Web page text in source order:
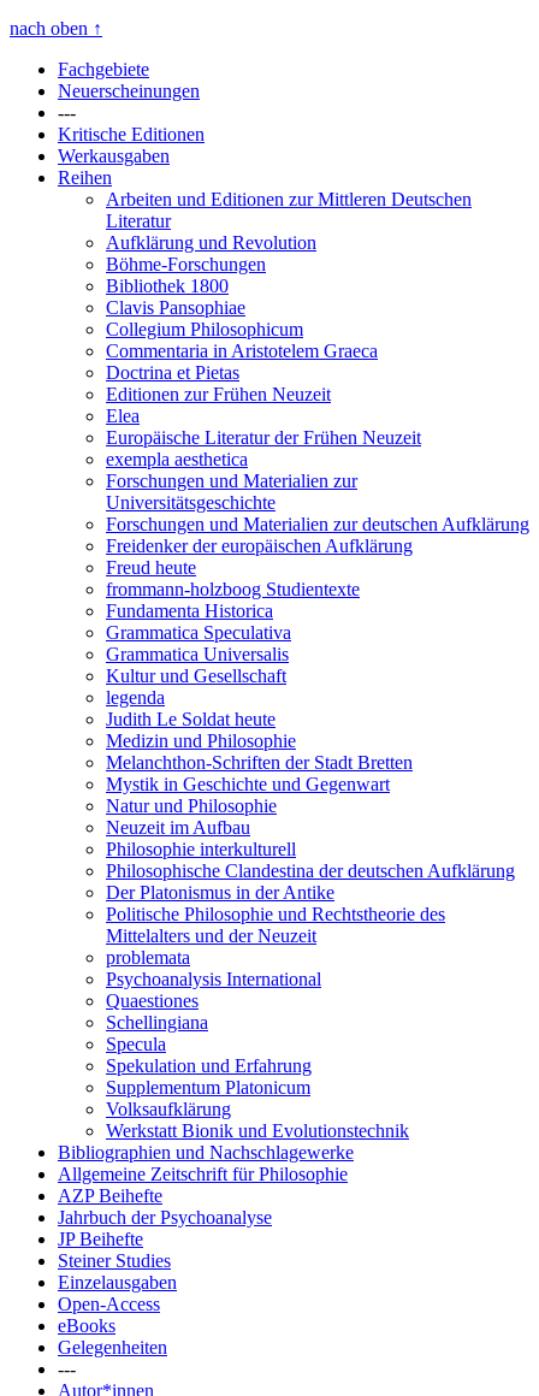
nach oben ↑
Fachgebiete
Neuerscheinungen
---
Kritische Editionen
Werkausgaben
Reihen
Arbeiten und Editionen zur Mittleren Deutschen
Literatur
Aufklärung und Revolution
Böhme-Forschungen
Bibliothek 1800
Clavis Pansophiae
Collegium Philosophicum
Commentaria in Aristotelem Graeca
Doctrina et Pietas
Editionen zur Frühen Neuzeit
Elea
Europäische Literatur der Frühen Neuzeit
exempla aesthetica
Forschungen und Materialien zur
Universitätsgeschichte
Forschungen und Materialien zur deutschen Aufklärung
Freidenker der europäischen Aufklärung
Freud heute
frommann-holzboog Studientexte
Fundamenta Historica
Grammatica Speculativa
Grammatica Universalis
Kultur und Gesellschaft
legenda
Judith Le Soldat heute
Medizin und Philosophie
Melanchthon-Schriften der Stadt Bretten
Mystik in Geschichte und Gegenwart
Natur und Philosophie
Neuzeit im Aufbau
Philosophie interkulturell
Philosophische Clandestina der deutschen Aufklärung
Der Platonismus in der Antike
Politische Philosophie und Rechtstheorie des
Mittelalters und der Neuzeit
problemata
Psychoanalysis International
Quaestiones
Schellingiana
Specula
Spekulation und Erfahrung
Supplementum Platonicum
Volksaufklärung
Werkstatt Bionik und Evolutionstechnik
Bibliographien und Nachschlagewerke
Allgemeine Zeitschrift für Philosophie
AZP Beihefte
Jahrbuch der Psychoanalyse
JP Beihefte
Steiner Studies
Einzelausgaben
Open-Access
eBooks
Gelegenheiten
---
Autor*innen